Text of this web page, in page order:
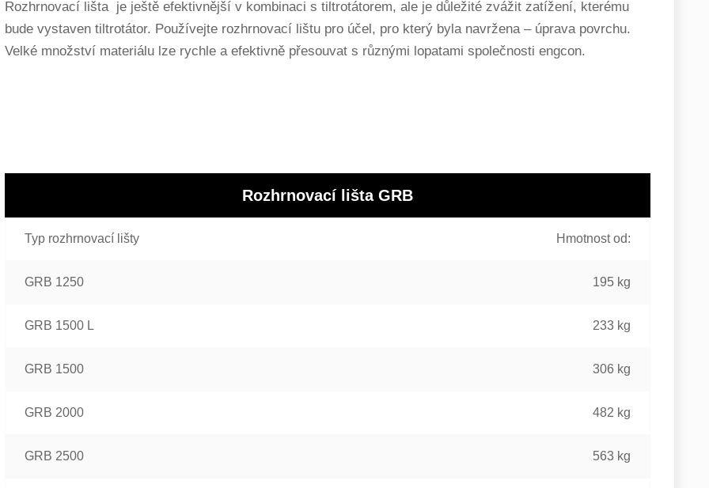
Rozhrnovací lišta je ještě efektivnější v kombinaci s tiltrotátorem, ale je důležité zvážit zatížení, kterému
bude vystaven tiltrotátor. Používejte rozhrnovací lištu pro účel, pro který byla navržena – úprava povrchu.
Velké množství materiálu lze rychle a efektivně přesouvat s různými lopatami společnosti engcon.
Rozhrnovací lišta GRB
Typ rozhrnovací lišty Hmotnost od:
GRB 1250 195 kg
GRB 1500 L 233 kg
GRB 1500 306 kg
GRB 2000 482 kg
GRB 2500 563 kg